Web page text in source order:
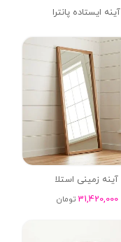
آینه ایستاده پانترا
آینه زمینی استلا
31,420,000 تومان